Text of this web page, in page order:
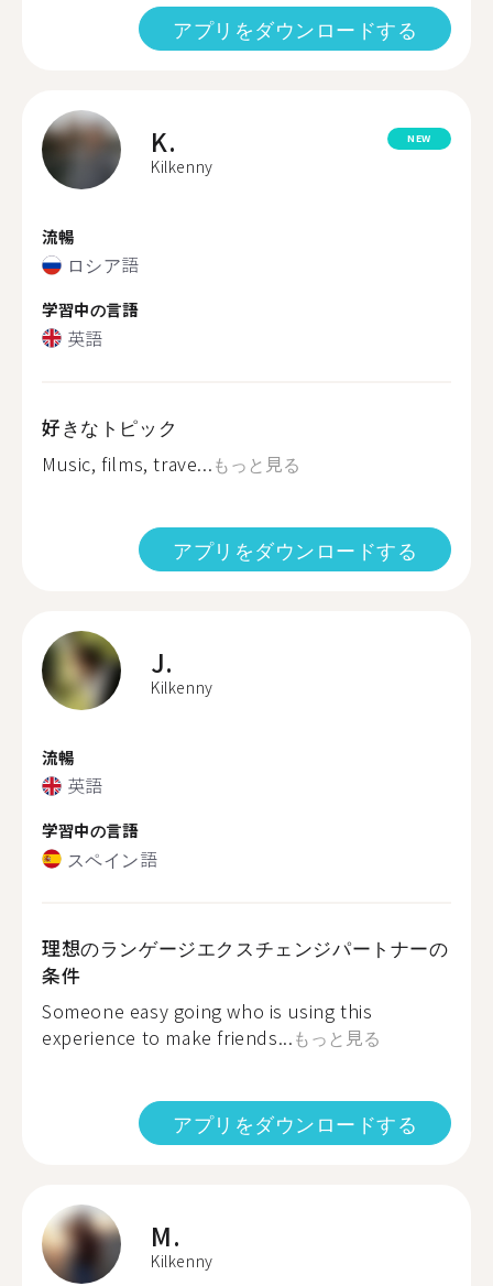
アプリをダウンロードする
K.
Kilkenny
NEW
流暢
ロシア語
学習中の言語
英語
好きなトピック
Music, films, trave...もっと見る
アプリをダウンロードする
J.
Kilkenny
流暢
英語
学習中の言語
スペイン語
理想のランゲージエクスチェンジパートナーの
条件
Someone easy going who is using this
experience to make friends...もっと見る
アプリをダウンロードする
M.
Kilkenny